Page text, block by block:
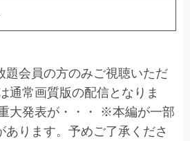
会員の方のみご視聴いただ
通常画質版の配信となりま
大発表が・・・ ※本編が一部
あります。予めご了承くださ